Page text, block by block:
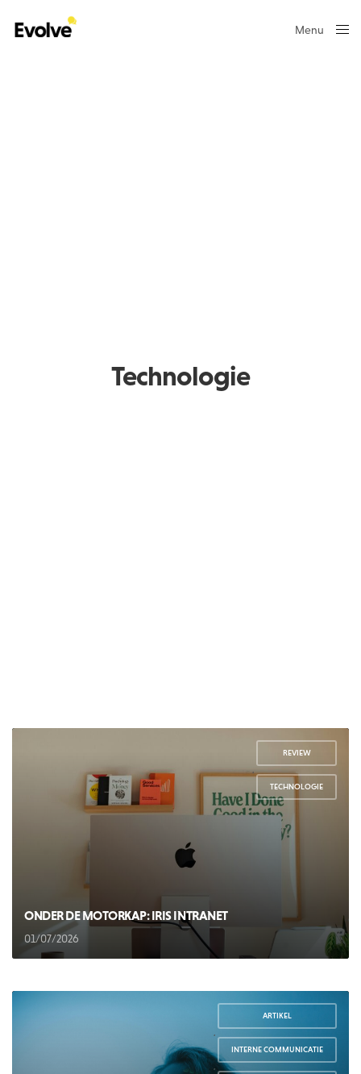
Menu
Technologie
REVIEW
TECHNOLOGIE
ONDER DE MOTORKAP: IRIS INTRANET
01/07/2026
ARTIKEL
,
INTERNE COMMUNICATIE
,